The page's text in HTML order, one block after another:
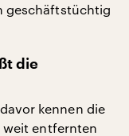
geschäftstüchtig
die
kennen die
weit entfernten